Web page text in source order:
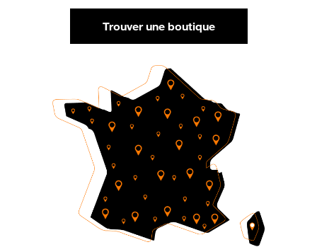
Trouver une boutique